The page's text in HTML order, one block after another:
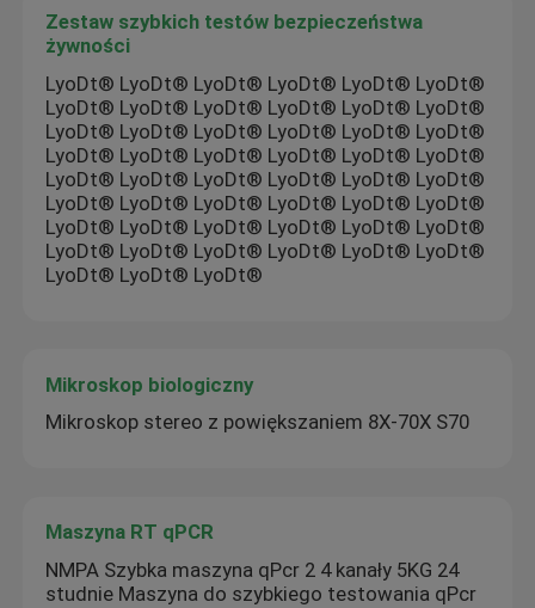
Zestaw szybkich testów bezpieczeństwa
żywności
LyoDt® LyoDt® LyoDt® LyoDt® LyoDt® LyoDt®
LyoDt® LyoDt® LyoDt® LyoDt® LyoDt® LyoDt®
LyoDt® LyoDt® LyoDt® LyoDt® LyoDt® LyoDt®
LyoDt® LyoDt® LyoDt® LyoDt® LyoDt® LyoDt®
LyoDt® LyoDt® LyoDt® LyoDt® LyoDt® LyoDt®
LyoDt® LyoDt® LyoDt® LyoDt® LyoDt® LyoDt®
LyoDt® LyoDt® LyoDt® LyoDt® LyoDt® LyoDt®
LyoDt® LyoDt® LyoDt® LyoDt® LyoDt® LyoDt®
LyoDt® LyoDt® LyoDt®
Mikroskop biologiczny
Mikroskop stereo z powiększaniem 8X-70X S70
Maszyna RT qPCR
NMPA Szybka maszyna qPcr 2 4 kanały 5KG 24
studnie Maszyna do szybkiego testowania qPcr